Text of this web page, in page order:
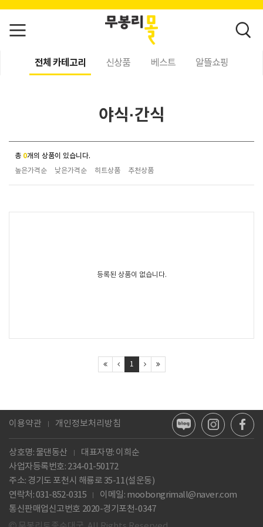
전체 카테고리 신상품 베스트 알뜰쇼핑
야식·간식
총 0개의 상품이 있습니다.
높은가격순
낮은가격순 히트상품 추천상품
등록된 상품이 없습니다.
1
이용약관 개인정보처리방침
상호명: 물댄동산
대표자명: 이희순
사업자등록번호: 234-01-50172
주소: 경기도 포천시 해룡로 35-11(설운동)
연락처: 031-852-0315
이메일: moobongrimall@naver.com
통신판매업신고번호 2020-경기포천-0347